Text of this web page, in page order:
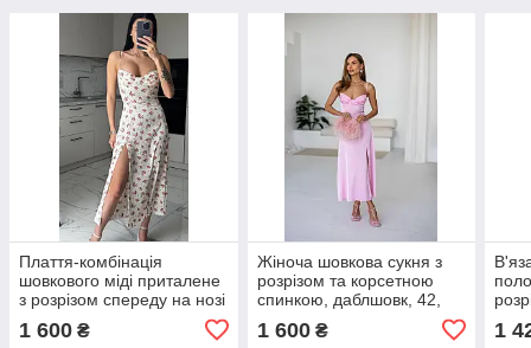
Плаття-комбінація
шовкового міді приталене
з розрізом спереду на нозі
1 600 ₴
Жіноча шовкова сукня з
розрізом та корсетною
спинкою, даблшовк, 42,
1 600₴ 1